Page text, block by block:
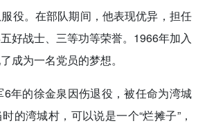
役。在部队期间，他表现优异，担任
好战士、三等功等荣誉。1966年加入
成为一名党员的梦想。
6年的徐金泉因伤退役，被任命为湾城
的湾城村，可以说是一个“烂摊子”，